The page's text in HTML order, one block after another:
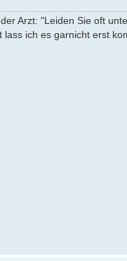
Arzt: "Leiden Sie oft
lass ich es garnicht erst